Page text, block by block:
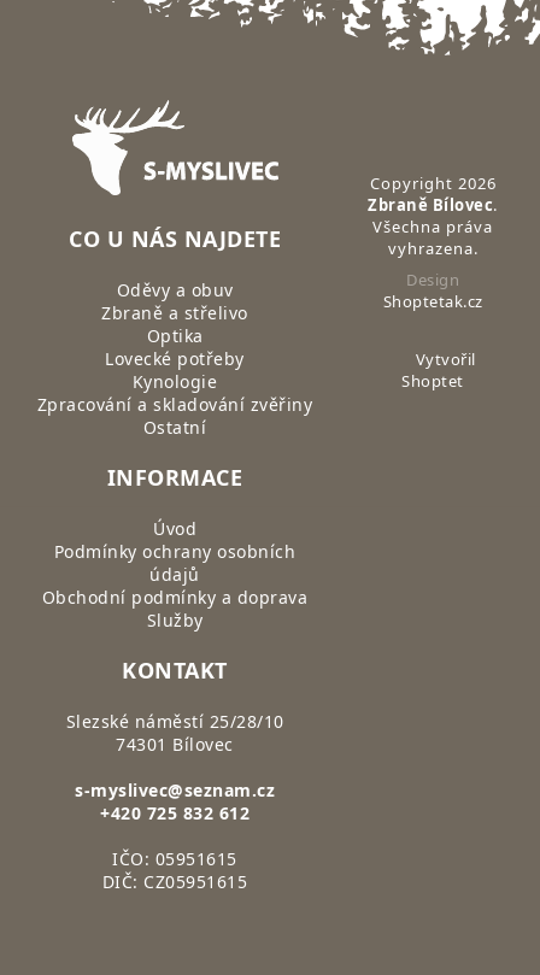
Zápatí
CO U NÁS NAJDETE
Oděvy a obuv
Zbraně a střelivo
Optika
Lovecké potřeby
Kynologie
Zpracování a skladování zvěřiny
Ostatní
INFORMACE
Úvod
Podmínky ochrany osobních
údajů
Obchodní podmínky a doprava
Služby
KONTAKT
Slezské náměstí 25/28/10
74301 Bílovec
s-myslivec@seznam.cz
+420 725 832 612
IČO: 05951615
DIČ: CZ05951615
Copyright 2026
Zbraně Bílovec.
Všechna práva
vyhrazena.
Design
Shoptetak.cz
Vytvořil
Shoptet